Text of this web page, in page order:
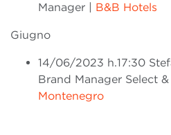
Manager | B&B Hotels
Giugno
14/06/2023 h.17:30
Brand Manager Select
Montenegro